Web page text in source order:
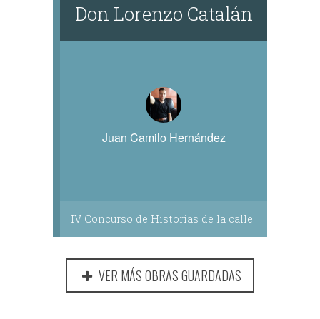
Don Lorenzo Catalán
Juan Camilo Hernández
IV Concurso de Historias de la calle
VER MÁS OBRAS GUARDADAS